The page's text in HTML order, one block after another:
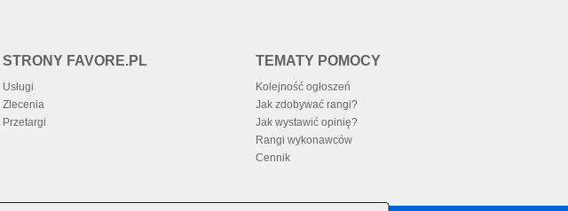
STRONY FAVORE.PL
Usługi
Zlecenia
Przetargi
TEMATY POMOCY
Kolejność ogłoszeń
Jak zdobywać rangi?
Jak wystawić opinię?
Rangi wykonawców
Cennik